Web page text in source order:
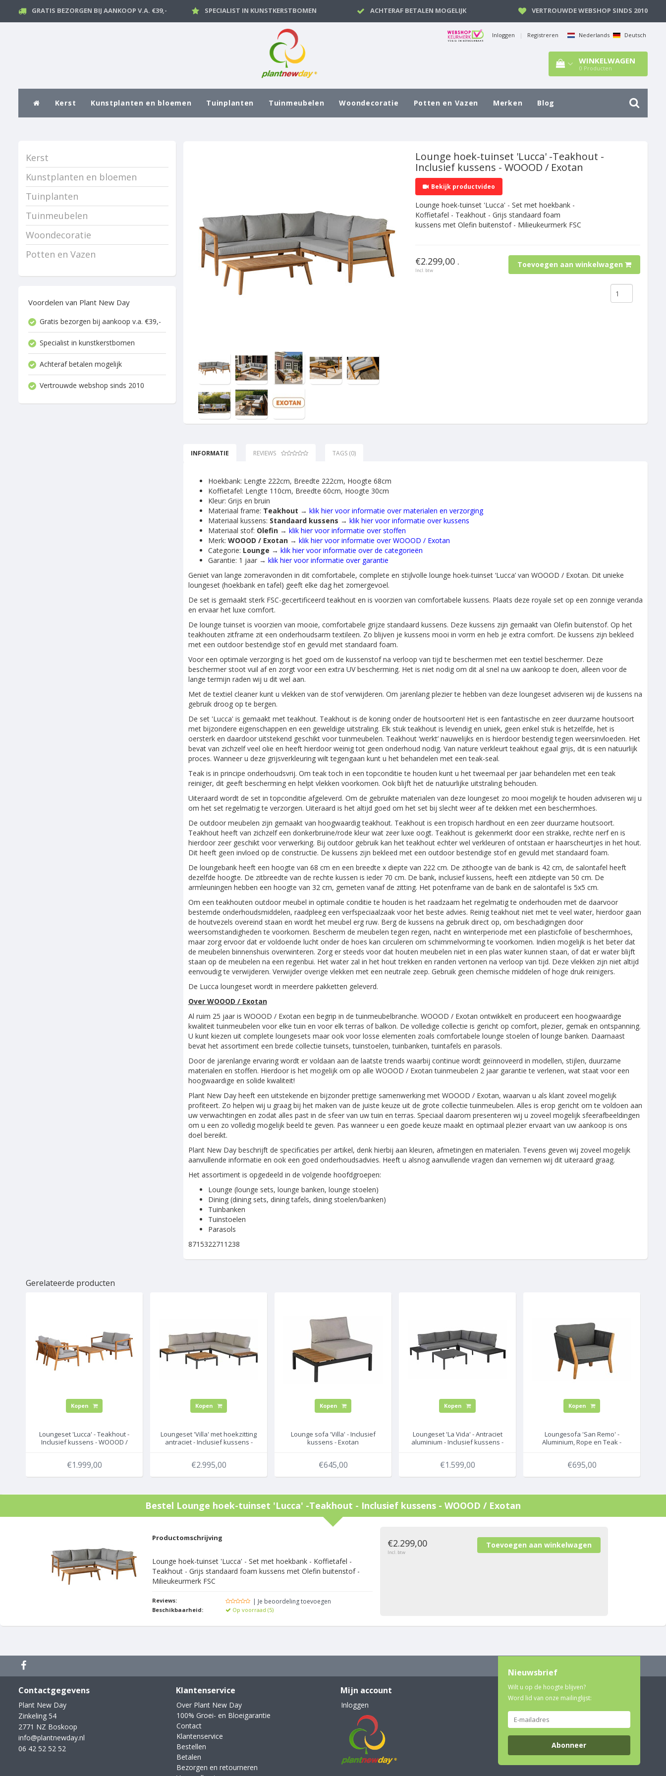
GRATIS BEZORGEN BIJ AANKOOP V.A. €39,- SPECIALIST IN KUNSTKERSTBOMEN ACHTERAF BETALEN MOGELIJK VERTROUWDE WEBSHOP SINDS 2010
Inloggen | Registreren Nederlands Deutsch
WINKELWAGEN
0 Producten
Kerst Kunstplanten en bloemen Tuinplanten Tuinmeubelen Woondecoratie Potten en Vazen Merken Blog
Kerst
Kunstplanten en bloemen
Tuinplanten
Tuinmeubelen
Woondecoratie
Potten en Vazen
Voordelen van Plant New Day
Gratis bezorgen bij aankoop v.a. €39,-
Specialist in kunstkerstbomen
Achteraf betalen mogelijk
Vertrouwde webshop sinds 2010
Lounge hoek-tuinset 'Lucca' -Teakhout -
Inclusief kussens - WOOOD / Exotan
Bekijk productvideo
Lounge hoek-tuinset 'Lucca' - Set met hoekbank -
Koffietafel - Teakhout - Grijs standaard foam
kussens met Olefin buitenstof - Milieukeurmerk FSC
€2.299,00 .
Incl. btw
Toevoegen aan winkelwagen
INFORMATIE REVIEWS TAGS (0)
Hoekbank: Lengte 222cm, Breedte 222cm, Hoogte 68cm
Koffietafel: Lengte 110cm, Breedte 60cm, Hoogte 30cm
Kleur: Grijs en bruin
Materiaal frame: Teakhout → klik hier voor informatie over materialen en verzorging
Materiaal kussens: Standaard kussens → klik hier voor informatie over kussens
Materiaal stof: Olefin→ klik hier voor informatie over stoffen
Merk: WOOOD / Exotan→ klik hier voor informatie over WOOOD / Exotan
Categorie: Lounge → klik hier voor informatie over de categorieën
Garantie: 1 jaar → klik hier voor informatie over garantie
Geniet van lange zomeravonden in dit comfortabele, complete en stijlvolle lounge hoek-tuinset ‘Lucca’ van WOOOD / Exotan. Dit unieke
loungeset (hoekbank en tafel) geeft elke dag het zomergevoel.
De set is gemaakt sterk FSC-gecertificeerd teakhout en is voorzien van comfortabele kussens. Plaats deze royale set op een zonnige veranda
en ervaar het luxe comfort.
De lounge tuinset is voorzien van mooie, comfortabele grijze standaard kussens. Deze kussens zijn gemaakt van Olefin buitenstof. Op het
teakhouten zitframe zit een onderhoudsarm textileen. Zo blijven je kussens mooi in vorm en heb je extra comfort. De kussens zijn bekleed
met een outdoor bestendige stof en gevuld met standaard foam.
Voor een optimale verzorging is het goed om de kussenstof na verloop van tijd te beschermen met een textiel beschermer. Deze
beschermer stoot vuil af en zorgt voor een extra UV bescherming. Het is niet nodig om dit al snel na uw aankoop te doen, alleen voor de
lange termijn raden wij u dit wel aan.
Met de textiel cleaner kunt u vlekken van de stof verwijderen. Om jarenlang plezier te hebben van deze loungeset adviseren wij de kussens na
gebruik droog op te bergen.
De set 'Lucca' is gemaakt met teakhout. Teakhout is de koning onder de houtsoorten! Het is een fantastische en zeer duurzame houtsoort
met bijzondere eigenschappen en een geweldige uitstraling. Elk stuk teakhout is levendig en uniek, geen enkel stuk is hetzelfde, het is
oersterk en daardoor uitstekend geschikt voor tuinmeubelen. Teakhout ‘werkt’ nauwelijks en is hierdoor bestendig tegen weersinvloeden. Het
bevat van zichzelf veel olie en heeft hierdoor weinig tot geen onderhoud nodig. Van nature verkleurt teakhout egaal grijs, dit is een natuurlijk
proces. Wanneer u deze grijsverkleuring wilt tegengaan kunt u het behandelen met een teak-seal.
Teak is in principe onderhoudsvrij. Om teak toch in een topconditie te houden kunt u het tweemaal per jaar behandelen met een teak
reiniger, dit geeft bescherming en helpt vlekken voorkomen. Ook blijft het de natuurlijke uitstraling behouden.
Uiteraard wordt de set in topconditie afgeleverd. Om de gebruikte materialen van deze loungeset zo mooi mogelijk te houden adviseren wij u
om het set regelmatig te verzorgen. Uiteraard is het altijd goed om het set bij slecht weer af te dekken met een beschermhoes.
De outdoor meubelen zijn gemaakt van hoogwaardig teakhout. Teakhout is een tropisch hardhout en een zeer duurzame houtsoort.
Teakhout heeft van zichzelf een donkerbruine/rode kleur wat zeer luxe oogt. Teakhout is gekenmerkt door een strakke, rechte nerf en is
hierdoor zeer geschikt voor verwerking. Bij outdoor gebruik kan het teakhout echter wel verkleuren of ontstaan er haarscheurtjes in het hout.
Dit heeft geen invloed op de constructie. De kussens zijn bekleed met een outdoor bestendige stof en gevuld met standaard foam.
De loungebank heeft een hoogte van 68 cm en een breedte x diepte van 222 cm. De zithoogte van de bank is 42 cm, de salontafel heeft
dezelfde hoogte. De zitbreedte van de rechte kussen is ieder 70 cm. De bank, inclusief kussens, heeft een zitdiepte van 50 cm. De
armleuningen hebben een hoogte van 32 cm, gemeten vanaf de zitting. Het potenframe van de bank en de salontafel is 5x5 cm.
Om een teakhouten outdoor meubel in optimale conditie te houden is het raadzaam het regelmatig te onderhouden met de daarvoor
bestemde onderhoudsmiddelen, raadpleeg een verfspeciaalzaak voor het beste advies. Reinig teakhout niet met te veel water, hierdoor gaan
de houtvezels overeind staan en wordt het meubel erg ruw. Berg de kussens na gebruik direct op, om beschadigingen door
weersomstandigheden te voorkomen. Bescherm de meubelen tegen regen, nacht en winterperiode met een plasticfolie of beschermhoes,
maar zorg ervoor dat er voldoende lucht onder de hoes kan circuleren om schimmelvorming te voorkomen. Indien mogelijk is het beter dat
de meubelen binnenshuis overwinteren. Zorg er steeds voor dat houten meubelen niet in een plas water kunnen staan, of dat er water blijft
staan op de meubelen na een regenbui. Het water zal in het hout trekken en randen vertonen na verloop van tijd. Deze vlekken zijn niet altijd
eenvoudig te verwijderen. Verwijder overige vlekken met een neutrale zeep. Gebruik geen chemische middelen of hoge druk reinigers.
De Lucca loungeset wordt in meerdere pakketten geleverd.
Over WOOOD / Exotan
Al ruim 25 jaar is WOOOD / Exotan een begrip in de tuinmeubelbranche. WOOOD / Exotan ontwikkelt en produceert een hoogwaardige
kwaliteit tuinmeubelen voor elke tuin en voor elk terras of balkon. De volledige collectie is gericht op comfort, plezier, gemak en ontspanning.
U kunt kiezen uit complete loungesets maar ook voor losse elementen zoals comfortabele lounge stoelen of lounge banken. Daarnaast
bevat het assortiment een brede collectie tuinsets, tuinstoelen, tuinbanken, tuintafels en parasols.
Door de jarenlange ervaring wordt er voldaan aan de laatste trends waarbij continue wordt geïnnoveerd in modellen, stijlen, duurzame
materialen en stoffen. Hierdoor is het mogelijk om op alle WOOOD / Exotan tuinmeubelen 2 jaar garantie te verlenen, wat staat voor een
hoogwaardige en solide kwaliteit!
Plant New Day heeft een uitstekende en bijzonder prettige samenwerking met WOOOD / Exotan, waarvan u als klant zoveel mogelijk
profiteert. Zo helpen wij u graag bij het maken van de juiste keuze uit de grote collectie tuinmeubelen. Alles is erop gericht om te voldoen aan
uw verwachtingen en zodat alles past in de sfeer van uw tuin en terras. Speciaal daarom presenteren wij u zoveel mogelijk sfeerafbeeldingen
om u een zo volledig mogelijk beeld te geven. Pas wanneer u een goede keuze maakt en optimaal plezier ervaart van uw aankoop is ons
doel bereikt.
Plant New Day beschrijft de specificaties per artikel, denk hierbij aan kleuren, afmetingen en materialen. Tevens geven wij zoveel mogelijk
aanvullende informatie en ook een goed onderhoudsadvies. Heeft u alsnog aanvullende vragen dan vernemen wij dit uiteraard graag.
Het assortiment is opgedeeld in de volgende hoofdgroepen:
Lounge (lounge sets, lounge banken, lounge stoelen)
Dining (dining sets, dining tafels, dining stoelen/banken)
Tuinbanken
Tuinstoelen
Parasols
8715322711238
Gerelateerde producten
Kopen
Loungeset 'Lucca' - Teakhout -
Inclusief kussens - WOOOD /
€1.999,00
Kopen
Loungeset 'Villa' met hoekzitting
antraciet - Inclusief kussens -
€2.995,00
Kopen
Lounge sofa 'Villa' - Inclusief
kussens - Exotan
€645,00
Kopen
Loungeset 'La Vida' - Antraciet
aluminium - Inclusief kussens -
€1.599,00
Kopen
Loungesofa 'San Remo' -
Aluminium, Rope en Teak -
€695,00
Bestel Lounge hoek-tuinset 'Lucca' -Teakhout - Inclusief kussens - WOOOD / Exotan
Productomschrijving
Lounge hoek-tuinset 'Lucca' - Set met hoekbank - Koffietafel -
Teakhout - Grijs standaard foam kussens met Olefin buitenstof -
Milieukeurmerk FSC
Reviews: | Je beoordeling toevoegen
Beschikbaarheid: Op voorraad (5)
€2.299,00
Incl. btw
Contactgegevens
Plant New Day
Zinkeling 54
2771 NZ Boskoop
info@plantnewday.nl
06 42 52 52 52
Klantenservice
Over Plant New Day
100% Groei- en Bloeigarantie
Contact
Klantenservice
Bestellen
Betalen
Bezorgen en retourneren
Mijn account
Inloggen
Nieuwsbrief
Wilt u op de hoogte blijven?
Word lid van onze mailinglijst:
Abonneer